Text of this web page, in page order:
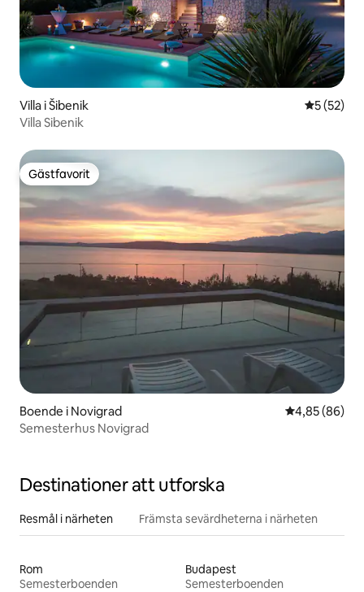
Villa i Šibenik 5 av 5 i
5 (52)
Villa Sibenik
Gästfavorit
Gästfavorit
Boende i Novigrad 4,85 av 5 i
4,85 (86)
Semesterhus Novigrad
Destinationer att utforska
Resmål i närheten Främsta sevärdheterna i närheten
Rom
Semesterboenden
Budapest
Semesterboenden